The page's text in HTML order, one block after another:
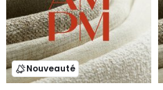
Nouveauté